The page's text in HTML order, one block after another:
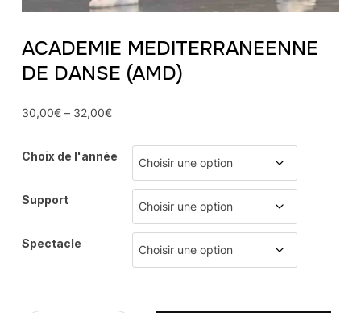
ACADEMIE MEDITERRANEENNE
DE DANSE (AMD)
30,00€– 32,00€
Choix de l'année
Support
Spectacle